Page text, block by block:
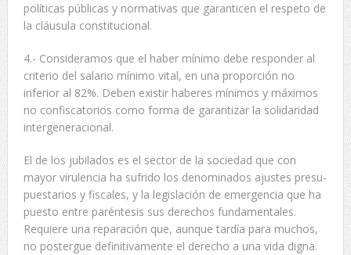
políticas públicas y normativas que garanticen el respeto de
la cláusula constitucional.
4.- Consideramos que el haber mínimo debe responder al
criterio del salario mínimo vital, en una proporción no
inferior al 82%. Deben existir haberes mínimos y máximos
no confiscatorios como forma de garantizar la solidaridad
intergeneracional.
El de los jubilados es el sector de la sociedad que con
mayor virulencia ha sufrido los denominados ajustes presu-
puestarios y fiscales, y la legislación de emergencia que ha
puesto entre paréntesis sus derechos fundamentales.
Requiere una reparación que, aunque tardía para muchos,
no postergue definitivamente el derecho a una vida digna.